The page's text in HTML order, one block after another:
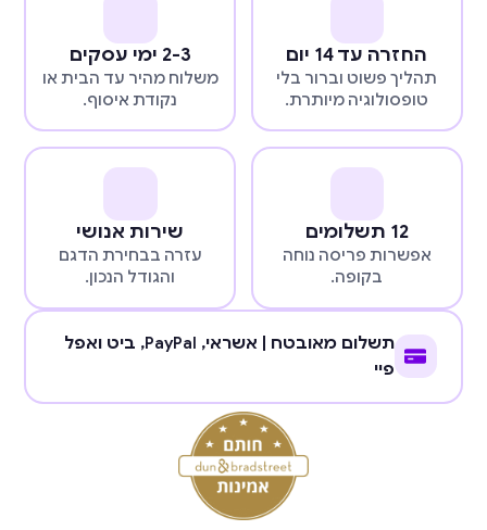
החזרה עד 14 יום
תהליך פשוט וברור בלי
טופסולוגיה מיותרת.
2-3 ימי עסקים
משלוח מהיר עד הבית או
נקודת איסוף.
12 תשלומים
אפשרות פריסה נוחה
בקופה.
שירות אנושי
עזרה בבחירת הדגם
והגודל הנכון.
תשלום מאובטח | אשראי, PayPal, ביט ואפל
פיי